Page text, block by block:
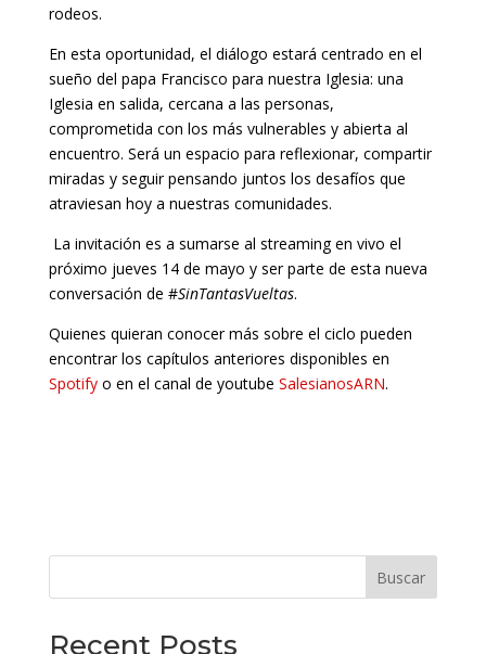
rodeos.
En esta oportunidad, el diálogo estará centrado en el
sueño del papa Francisco para nuestra Iglesia: una
Iglesia en salida, cercana a las personas,
comprometida con los más vulnerables y abierta al
encuentro. Será un espacio para reflexionar, compartir
miradas y seguir pensando juntos los desafíos que
atraviesan hoy a nuestras comunidades.
La invitación es a sumarse al streaming en vivo el
próximo jueves 14 de mayo y ser parte de esta nueva
conversación de #SinTantasVueltas.
Quienes quieran conocer más sobre el ciclo pueden
encontrar los capítulos anteriores disponibles en
Spotifyo en el canal de youtube SalesianosARN.
Buscar
Recent Posts